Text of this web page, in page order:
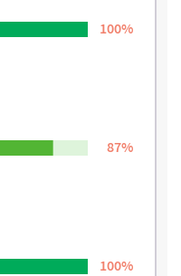
100%
87%
100%